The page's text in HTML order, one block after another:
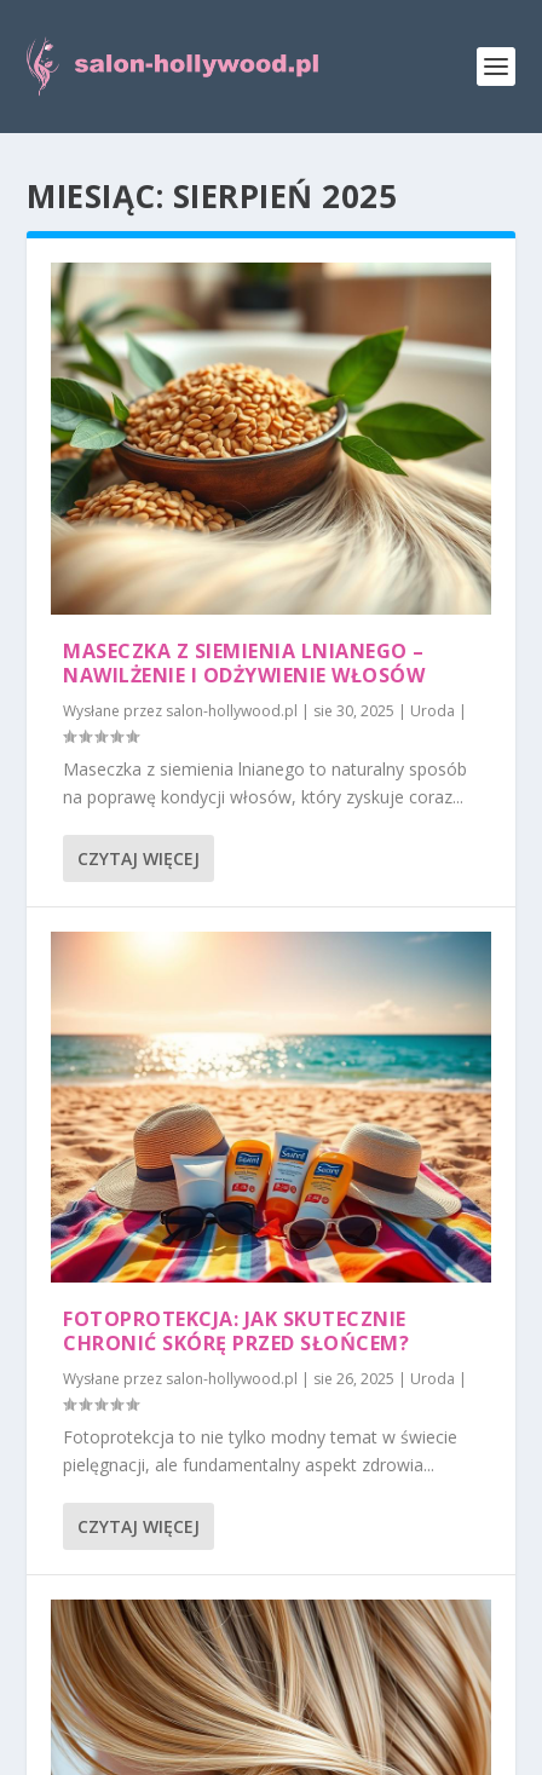
MIESIĄC: SIERPIEŃ 2025
MASECZKA Z SIEMIENIA LNIANEGO –
NAWILŻENIE I ODŻYWIENIE WŁOSÓW
Wysłane przez salon-hollywood.pl | sie 30, 2025 | Uroda |
Maseczka z siemienia lnianego to naturalny sposób
na poprawę kondycji włosów, który zyskuje coraz...
CZYTAJ WIĘCEJ
FOTOPROTEKCJA: JAK SKUTECZNIE
CHRONIĆ SKÓRĘ PRZED SŁOŃCEM?
Wysłane przez salon-hollywood.pl | sie 26, 2025 | Uroda |
Fotoprotekcja to nie tylko modny temat w świecie
pielęgnacji, ale fundamentalny aspekt zdrowia...
CZYTAJ WIĘCEJ